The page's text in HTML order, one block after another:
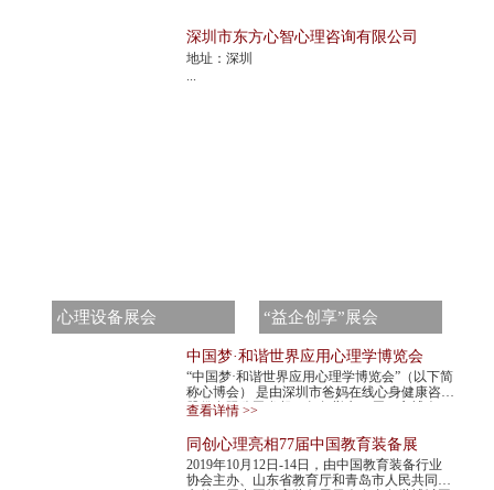
深圳市东方心智心理咨询有限公司
地址：深圳
心理设备展会 “益企创享”展会
中国梦·和谐世界应用心理学博览会
“中国梦·和谐世界应用心理学博览会”（以下简
称心博会） 是由深圳市爸妈在线心身健康咨询
股份有限公司发起，每年举办一届。心博会，
不仅是世界民间组织主办的心理学最高级...
查看详情 >>
同创心理亮相77届中国教育装备展
2019年10月12日-14日，由中国教育装备行业
协会主办、山东省教育厅和青岛市人民共同承